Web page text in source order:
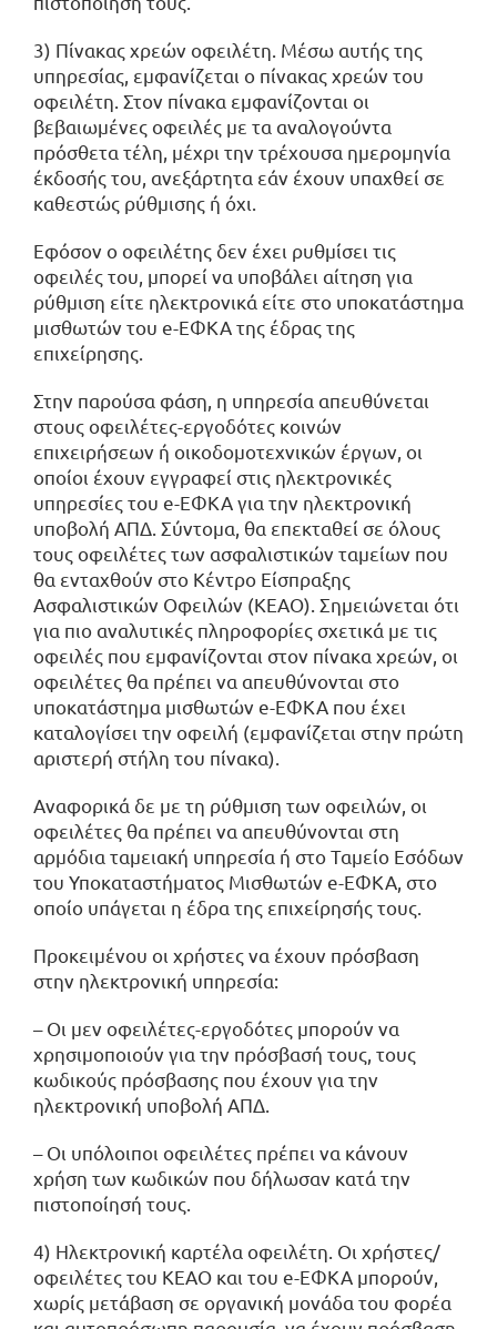
3) Πίνακας χρεών οφειλέτη. Μέσω αυτής της
υπηρεσίας, εμφανίζεται ο πίνακας χρεών του
οφειλέτη. Στον πίνακα εμφανίζονται οι
βεβαιωμένες οφειλές με τα αναλογούντα
πρόσθετα τέλη, μέχρι την τρέχουσα ημερομηνία
έκδοσής του, ανεξάρτητα εάν έχουν υπαχθεί σε
καθεστώς ρύθμισης ή όχι.
Εφόσον ο οφειλέτης δεν έχει ρυθμίσει τις
οφειλές του, μπορεί να υποβάλει αίτηση για
ρύθμιση είτε ηλεκτρονικά είτε στο υποκατάστημα
μισθωτών του e-ΕΦΚΑ της έδρας της
επιχείρησης.
Στην παρούσα φάση, η υπηρεσία απευθύνεται
στους οφειλέτες-εργοδότες κοινών
επιχειρήσεων ή οικοδομοτεχνικών έργων, οι
οποίοι έχουν εγγραφεί στις ηλεκτρονικές
υπηρεσίες του e-ΕΦΚΑ για την ηλεκτρονική
υποβολή ΑΠΔ. Σύντομα, θα επεκταθεί σε όλους
τους οφειλέτες των ασφαλιστικών ταμείων που
θα ενταχθούν στο Κέντρο Είσπραξης
Ασφαλιστικών Οφειλών (ΚΕΑΟ). Σημειώνεται ότι
για πιο αναλυτικές πληροφορίες σχετικά με τις
οφειλές που εμφανίζονται στον πίνακα χρεών, οι
οφειλέτες θα πρέπει να απευθύνονται στο
υποκατάστημα μισθωτών e-ΕΦΚΑ που έχει
καταλογίσει την οφειλή (εμφανίζεται στην πρώτη
αριστερή στήλη του πίνακα).
Αναφορικά δε με τη ρύθμιση των οφειλών, οι
οφειλέτες θα πρέπει να απευθύνονται στη
αρμόδια ταμειακή υπηρεσία ή στο Ταμείο Εσόδων
του Υποκαταστήματος Μισθωτών e-ΕΦΚΑ, στο
οποίο υπάγεται η έδρα της επιχείρησής τους.
Προκειμένου οι χρήστες να έχουν πρόσβαση
στην ηλεκτρονική υπηρεσία:
– Οι μεν οφειλέτες-εργοδότες μπορούν να
χρησιμοποιούν για την πρόσβασή τους, τους
κωδικούς πρόσβασης που έχουν για την
ηλεκτρονική υποβολή ΑΠΔ.
– Οι υπόλοιποι οφειλέτες πρέπει να κάνουν
χρήση των κωδικών που δήλωσαν κατά την
πιστοποίησή τους.
4) Ηλεκτρονική καρτέλα οφειλέτη. Οι χρήστες/
οφειλέτες του ΚΕΑΟ και του e-ΕΦΚΑ μπορούν,
χωρίς μετάβαση σε οργανική μονάδα του φορέα